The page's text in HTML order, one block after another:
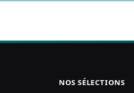
NOS SÉLECTIONS